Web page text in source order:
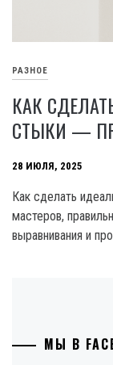
РАЗНОЕ
КАК
СТЫКИ —
28 ИЮЛЯ, 2025
Как сделать
мастеров,
выравнивания и
МЫ В